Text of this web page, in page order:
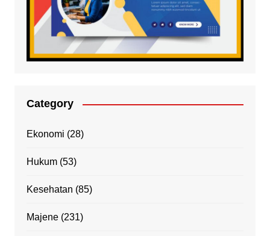
Category
Ekonomi (28)
Hukum(53)
Kesehatan (85)
Majene(231)